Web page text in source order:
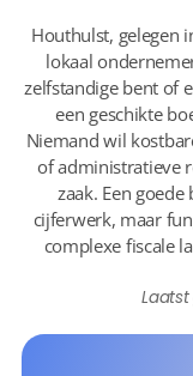
Houthulst, gelegen
lokaal
zelfstandige bent of
een geschikte
Niemand wil
of administratieve
zaak. Een
cijferwerk, maar
complexe fiscale